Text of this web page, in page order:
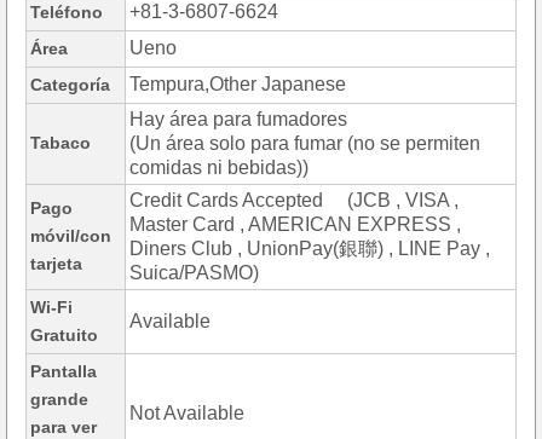
Teléfono +81-3-6807-6624
Área Ueno
Categoría Tempura,Other Japanese
Tabaco
Hay área para fumadores
(Un área solo para fumar (no se permiten
comidas ni bebidas))
Pago
móvil/con
tarjeta
Credit Cards Accepted (JCB , VISA ,
Master Card , AMERICAN EXPRESS ,
Diners Club , UnionPay(銀聯) , LINE Pay ,
Suica/PASMO)
Wi-Fi
Gratuito
Available
Pantalla
grande
para ver
Not Available